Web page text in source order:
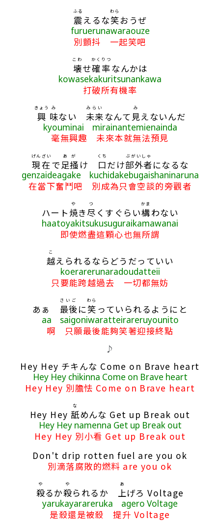
震
ふる
えるな笑
わら
おうぜ
furuerunawaraouze
別顫抖 一起笑吧
壊
こわ
せ確率
かくりつ
なんかは
kowasekakuritsunankawa
打破所有機率
興
きょう
味
み
ない 未来
みらい
なんて 見
み
えないんだ
kyouminai mirainantemienainda
毫無興趣 未來本就無法預見
現在
げんざい
で 足掻
あが
け 口
くち
だけ部外者
ぶがいしゃ
になるな
genzaideagake kuchidakebugaishaninaruna
在當下奮鬥吧 別成為只會空談的旁觀者
ハート 焼
や
き尽
つ
くすぐらい構
かま
わない
haatoyakitsukusuguraikamawanai
即使燃盡這顆心也無所謂
越
こ
えられるならどうだっていい
koerarerunaradoudatteii
只要能跨越過去 一切都無妨
あぁ 最後
さいご
に笑
わら
っていられるようにと
aa saigoniwaratteirareruyounito
啊 只願最後能夠笑著迎接終點
♪
Hey Hey チキんな Come on Brave heart
Hey Hey chikinna Come on Brave heart
Hey Hey 別膽怯 Come on Brave heart
Hey Hey舐
な
めんな Get up Break out
Hey Hey namenna Get up Break out
Hey Hey 別小看 Get up Break out
Don't drip rotten fuel are you ok
別滴落腐敗的燃料 are you ok
殺
や
るか殺
や
られるか 上
あ
げろ Voltage
yarukayarareruka agero Voltage
是殺還是被殺 提升 Voltage